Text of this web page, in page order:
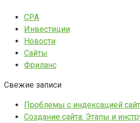
CPA
Инвестиции
Новости
Сайты
Фриланс
Свежие записи
Проблемы с индексацией
Создание сайта: Этапы и